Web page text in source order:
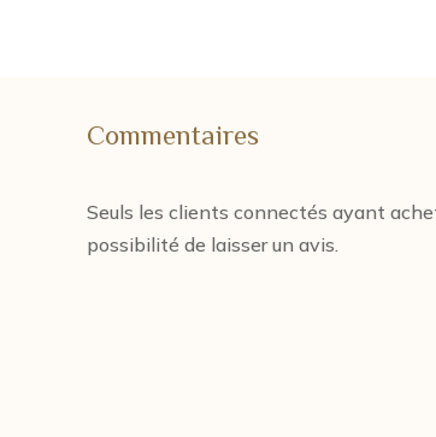
Commentaires
Seuls les clients connectés ayant
possibilité de laisser un avis.